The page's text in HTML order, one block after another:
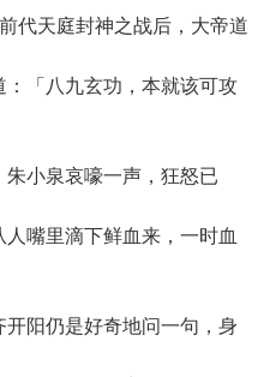
天庭封神之战后，大帝道
「八九玄功，本就该可攻
小泉哀嚎一声，狂怒已
嘴里滴下鲜血来，一时血
阳仍是好奇地问一句，身